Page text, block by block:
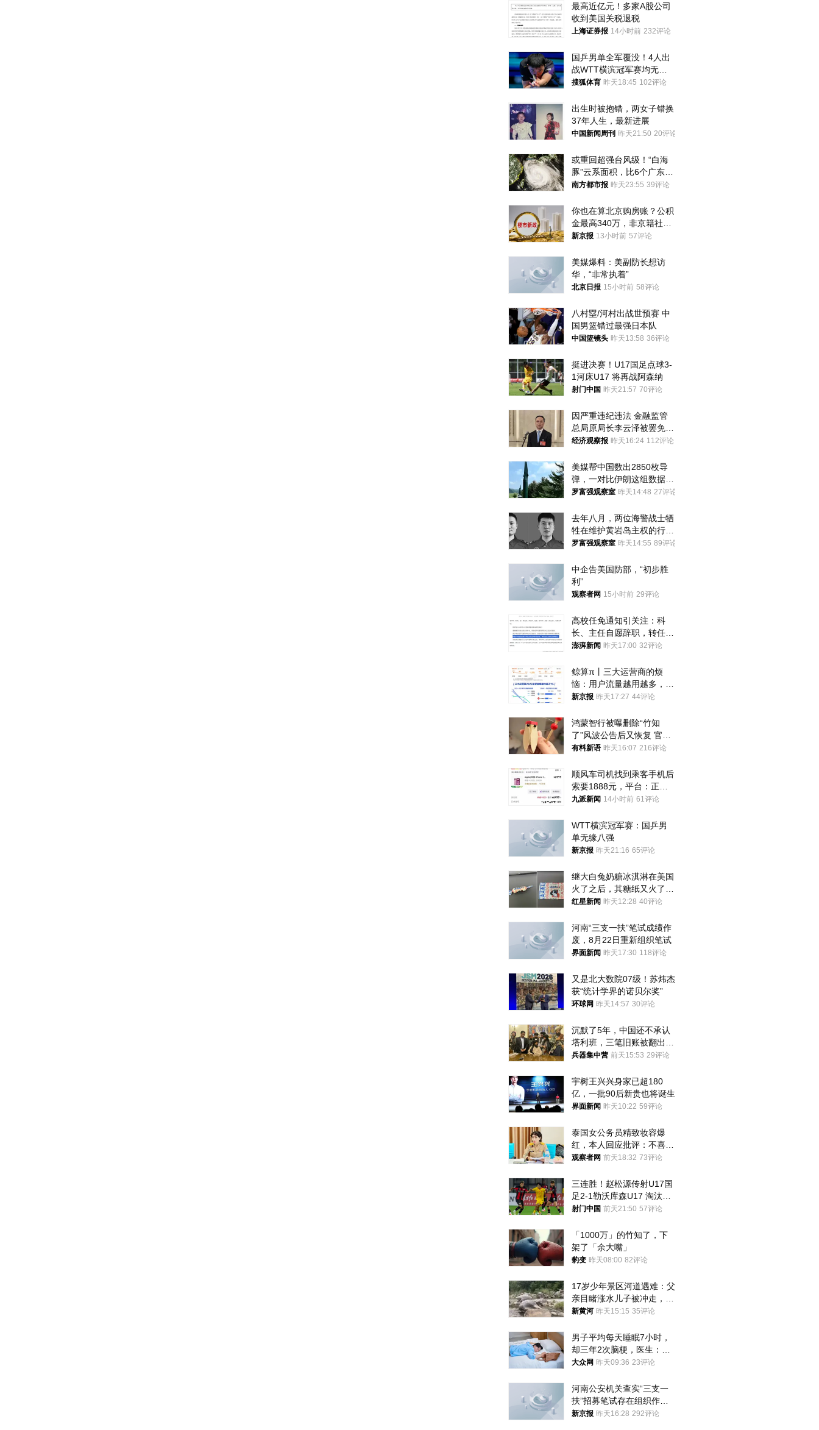
最高近亿元！多家A股公司
收到美国关税退税
上海证券报 14小时前 232评论
国乒男单全军覆没！4人出
战WTT横滨冠军赛均无缘
八强
搜狐体育 昨天18:45 102评论
出生时被抱错，两女子错换
37年人生，最新进展
中国新闻周刊 昨天21:50 20评论
或重回超强台风级！“白海
豚”云系面积，比6个广东还
大！深圳官方：注意这件事
南方都市报 昨天23:55 39评论
你也在算北京购房账？公积
金最高340万，非京籍社保
1年
新京报 13小时前 57评论
美媒爆料：美副防长想访
华，“非常执着”
北京日报 15小时前 58评论
八村塁/河村出战世预赛 中
国男篮错过最强日本队
中国篮镜头 昨天13:58 36评论
挺进决赛！U17国足点球3-
1河床U17 将再战阿森纳
射门中国 昨天21:57 70评论
因严重违纪违法 金融监管
总局原局长李云泽被罢免全
国人大代表
经济观察报 昨天16:24 112评论
美媒帮中国数出2850枚导
弹，一对比伊朗这组数据，
发现出大事了
罗富强观察室 昨天14:48 27评论
去年八月，两位海警战士牺
牲在维护黄岩岛主权的行动
中
罗富强观察室 昨天14:55 89评论
中企告美国防部，“初步胜
利”
观察者网 15小时前 29评论
高校任免通知引关注：科
长、主任自愿辞职，转任思
政辅导员
澎湃新闻 昨天17:00 32评论
鲸算π丨三大运营商的烦
恼：用户流量越用越多，收
入却越来越少
新京报 昨天17:27 44评论
鸿蒙智行被曝删除“竹知
了”风波公告后又恢复 官媒
曾力挺：劝华为要大度的，
有料新语 昨天16:07 216评论
顺风车司机找到乘客手机后
索要1888元，平台：正和
司机沟通协商
九派新闻 14小时前 61评论
WTT横滨冠军赛：国乒男
单无缘八强
新京报 昨天21:16 65评论
继大白兔奶糖冰淇淋在美国
火了之后，其糖纸又火了！
海外博主盛赞：平面设计经
红星新闻 昨天12:28 40评论
河南“三支一扶”笔试成绩作
废，8月22日重新组织笔试
界面新闻 昨天17:30 118评论
又是北大数院07级！苏炜杰
获“统计学界的诺贝尔奖”
环球网 昨天14:57 30评论
沉默了5年，中国还不承认
塔利班，三笔旧账被翻出，
最大风险出现
兵器集中营 前天15:53 29评论
宇树王兴兴身家已超180
亿，一批90后新贵也将诞生
界面新闻 昨天10:22 59评论
泰国女公务员精致妆容爆
红，本人回应批评：不喜欢
就别看
观察者网 前天18:32 73评论
三连胜！赵松源传射U17国
足2-1勒沃库森U17 淘汰赛
将战河床
射门中国 前天21:50 57评论
「1000万」的竹知了，下
架了「余大嘴」
豹变 昨天08:00 82评论
17岁少年景区河道遇难：父
亲目睹涨水儿子被冲走，当
地排除上游泄洪，家属盼厘
新黄河 昨天15:15 35评论
男子平均每天睡眠7小时，
却三年2次脑梗，医生：这
样睡觉更伤身
大众网 昨天09:36 23评论
河南公安机关查实“三支一
扶”招募笔试存在组织作弊
犯罪行为
新京报 昨天16:28 292评论